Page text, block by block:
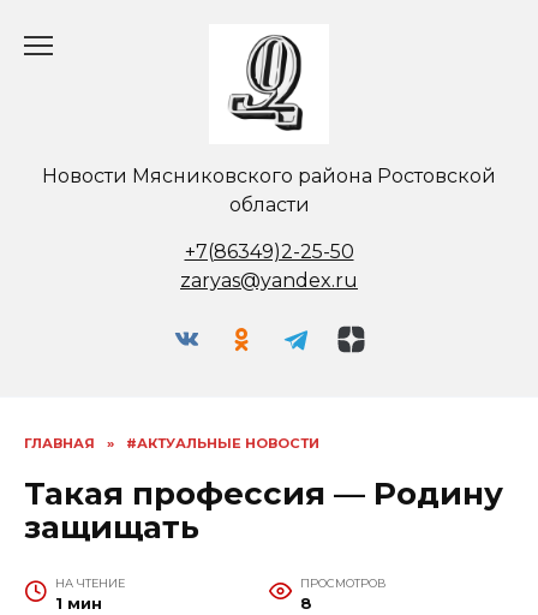
Новости Мясниковского района Ростовской
области
+7(86349)2-25-50
zaryas@yandex.ru
ГЛАВНАЯ » #АКТУАЛЬНЫЕ НОВОСТИ
Такая профессия — Родину
защищать
НА ЧТЕНИЕ
1 мин
ПРОСМОТРОВ
8